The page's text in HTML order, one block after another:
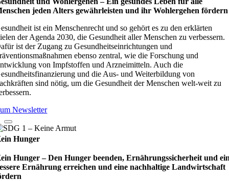
jeden Alters gewährleisten und ihr Wohlergehen fördern
ist ein Menschenrecht und so gehört es zu den erklärten
der Agenda 2030, die Gesundheit aller Menschen zu verbessern.
ist der Zugang zu Gesundheitseinrichtungen und
ebenso zentral, wie die Forschung und
von Impfstoffen und Arzneimitteln. Auch die
und die Aus- und Weiterbildung von
sind nötig, um die Gesundheit der Menschen welt-weit zu
Newsletter
Hunger
Hunger – Den Hunger beenden, Ernährungssicherheit und
Ernährung erreichen und eine nachhaltige Landwirtschaft